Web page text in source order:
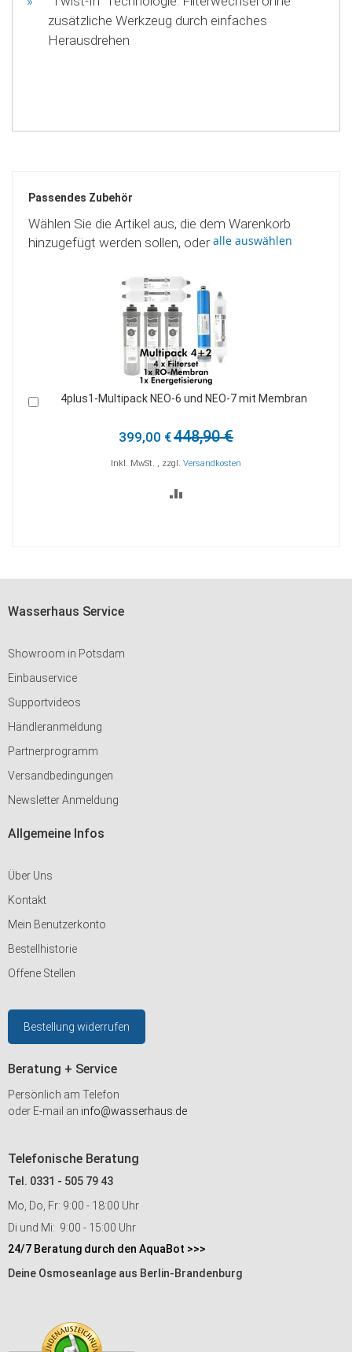
zusätzliche Werkzeug durch einfaches
Herausdrehen
Passendes Zubehör
Wählen Sie die Artikel aus, die dem Warenkorb
hinzugefügt werden sollen, oderalle auswählen
4plus1-Multipack NEO-6 und NEO-7 mit Membran
399,00 €448,90 €
Inkl. MwSt. , zzgl. Versandkosten
Wasserhaus Service
Showroom in Potsdam
Einbauservice
Supportvideos
Händleranmeldung
Partnerprogramm
Versandbedingungen
Newsletter Anmeldung
Allgemeine Infos
Über Uns
Kontakt
Mein Benutzerkonto
Bestellhistorie
Offene Stellen
Bestellung widerrufen
Beratung + Service
Persönlich am Telefon
oder E-mail an info@wasserhaus.de
Telefonische Beratung
Tel. 0331 - 505 79 43
Mo, Do, Fr: 9:00 - 18:00 Uhr
Di und Mi: 9:00 - 15:00 Uhr
24/7 Beratung durch den AquaBot >>>
Deine Osmoseanlage aus Berlin-Brandenburg